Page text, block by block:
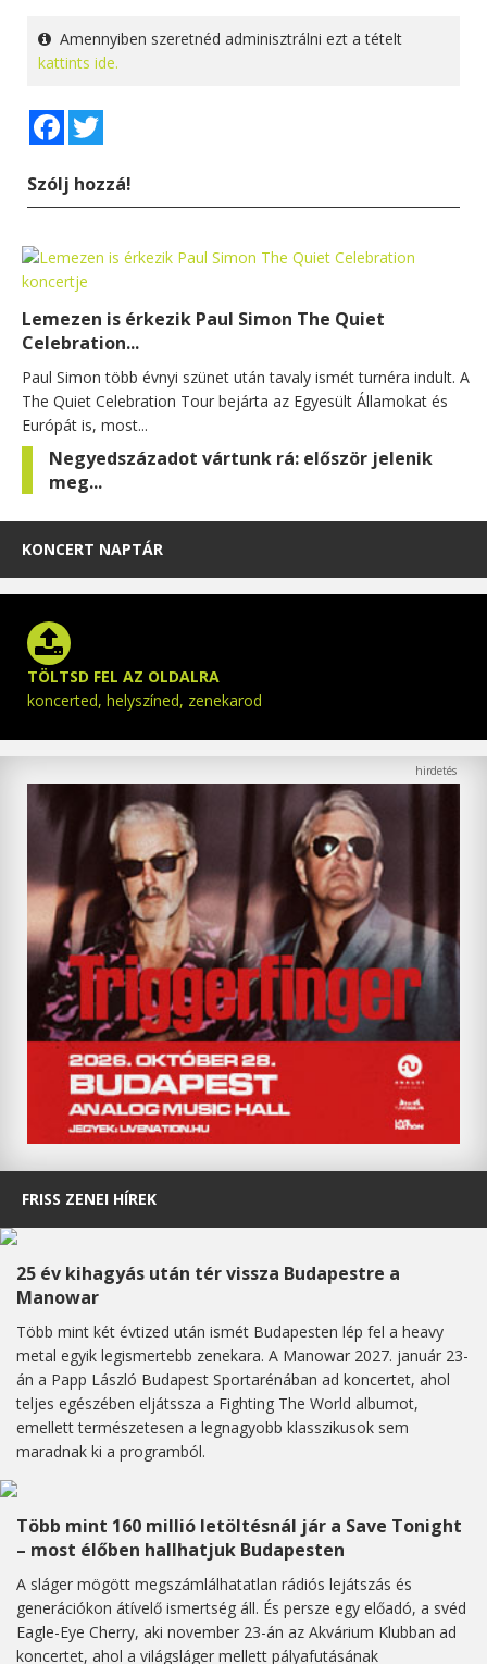
Amennyiben szeretnéd adminisztrálni ezt a tételt
kattints ide.
Facebook
Szólj hozzá!
Lemezen is érkezik Paul Simon The Quiet
Celebration...
Paul Simon több évnyi szünet után tavaly ismét turnéra indult. A
The Quiet Celebration Tour bejárta az Egyesült Államokat és
Európát is, most...
Negyedszázadot vártunk rá: először jelenik
meg...
KONCERT NAPTÁR
TÖLTSD FEL AZ OLDALRA
koncerted, helyszíned, zenekarod
FRISS ZENEI HÍREK
25 év kihagyás után tér vissza Budapestre a
Manowar
Több mint két évtized után ismét Budapesten lép fel a heavy
metal egyik legismertebb zenekara. A Manowar 2027. január 23-
án a Papp László Budapest Sportarénában ad koncertet, ahol
teljes egészében eljátssza a Fighting The World albumot,
emellett természetesen a legnagyobb klasszikusok sem
maradnak ki a programból.
Több mint 160 millió letöltésnál jár a Save Tonight
– most élőben hallhatjuk Budapesten
A sláger mögött megszámlálhatatlan rádiós lejátszás és
generációkon átívelő ismertség áll. És persze egy előadó, a svéd
Eagle-Eye Cherry, aki november 23-án az Akvárium Klubban ad
koncertet, ahol a világsláger mellett pályafutásának